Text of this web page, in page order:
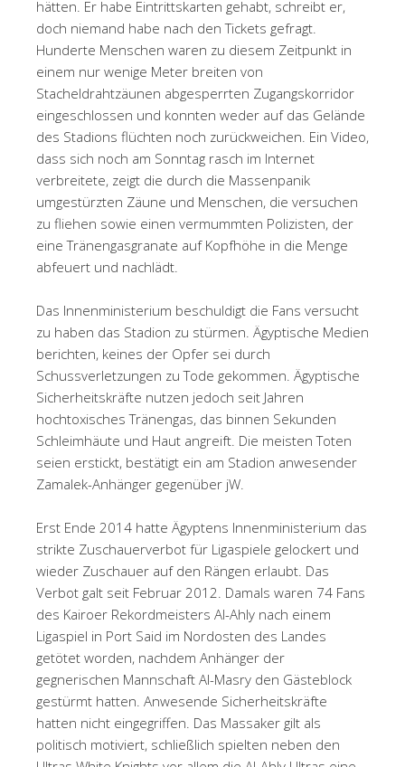
hätten. Er habe Eintrittskarten gehabt, schreibt er,
doch niemand habe nach den Tickets gefragt.
Hunderte Menschen waren zu diesem Zeitpunkt in
einem nur wenige Meter breiten von
Stacheldrahtzäunen abgesperrten Zugangskorridor
eingeschlossen und konnten weder auf das Gelände
des Stadions flüchten noch zurückweichen. Ein Video,
dass sich noch am Sonntag rasch im Internet
verbreitete, zeigt die durch die Massenpanik
umgestürzten Zäune und Menschen, die versuchen
zu fliehen sowie einen vermummten Polizisten, der
eine Tränengasgranate auf Kopfhöhe in die Menge
abfeuert und nachlädt.
Das Innenministerium beschuldigt die Fans versucht
zu haben das Stadion zu stürmen. Ägyptische Medien
berichten, keines der Opfer sei durch
Schussverletzungen zu Tode gekommen. Ägyptische
Sicherheitskräfte nutzen jedoch seit Jahren
hochtoxisches Tränengas, das binnen Sekunden
Schleimhäute und Haut angreift. Die meisten Toten
seien erstickt, bestätigt ein am Stadion anwesender
Zamalek-Anhänger gegenüber jW.
Erst Ende 2014 hatte Ägyptens Innenministerium das
strikte Zuschauerverbot für Ligaspiele gelockert und
wieder Zuschauer auf den Rängen erlaubt. Das
Verbot galt seit Februar 2012. Damals waren 74 Fans
des Kairoer Rekordmeisters Al-Ahly nach einem
Ligaspiel in Port Said im Nordosten des Landes
getötet worden, nachdem Anhänger der
gegnerischen Mannschaft Al-Masry den Gästeblock
gestürmt hatten. Anwesende Sicherheitskräfte
hatten nicht eingegriffen. Das Massaker gilt als
politisch motiviert, schließlich spielten neben den